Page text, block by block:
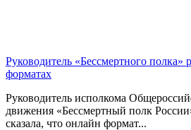
Руководитель «Бессмертного полка»
форматах
Руководитель исполкома
движения «Бессмертный полк
сказала, что онлайн формат...